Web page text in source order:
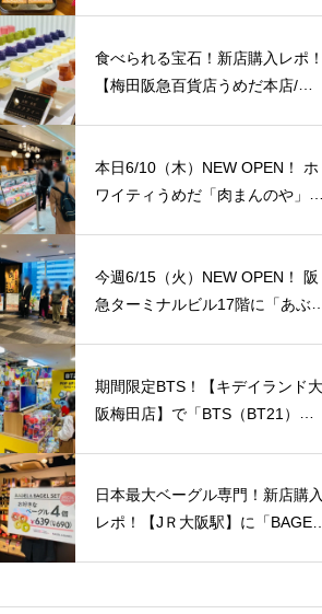
ン！
食べられる宝石！新店購入レポ！
【梅田阪急百貨店うめだ本店/大
本日6/10（木）NEW OPEN！ ホ
ワイティうめだ「肉まんのや」が
切り100g/75円！ 私が知る限り
地域最安値と思います！【JＲ大
今週6/15（火）NEW OPEN！ 阪
急ターミナルビル17階に「あぶ
産牛焼肉食べ放題！ 「阪急トッ
プビアガーデン」のビルです。1
期間限定BTS！【キデイランド大
阪梅田店】で「BTS（BT21）」
日本最大ベーグル専門！新店購入
レポ！【JＲ大阪駅】に「BAGEL
HOP」が1/7（金）新規オープ